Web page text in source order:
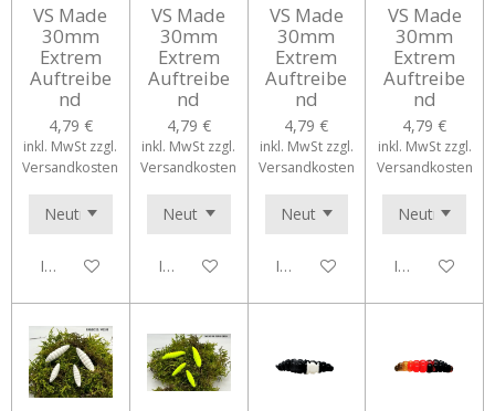
VS Made
30mm
Extrem
Auftreibe
nd
4,79 €
inkl. MwSt zzgl.
Versandkosten
In den Warenkorb
VS Made
30mm
Extrem
Auftreibe
nd
4,79 €
inkl. MwSt zzgl.
Versandkosten
In den Warenkorb
VS Made
30mm
Extrem
Auftreibe
nd
4,79 €
inkl. MwSt zzgl.
Versandkosten
In den Warenkorb
VS Made
30mm
Extrem
Auftreibe
nd
4,79 €
inkl. MwSt zzgl.
Versandkosten
In den